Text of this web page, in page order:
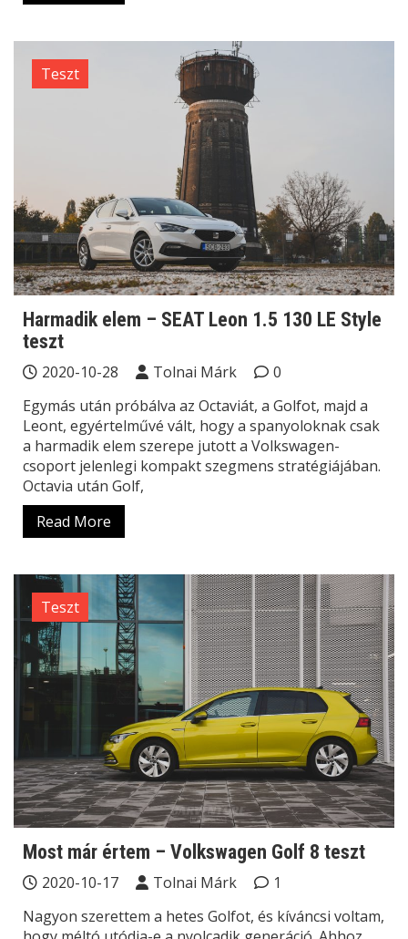
Teszt
Harmadik elem – SEAT Leon 1.5 130 LE Style
teszt
2020-10-28 Tolnai Márk
0
Egymás után próbálva az Octaviát, a Golfot, majd a
Leont, egyértelművé vált, hogy a spanyoloknak csak
a harmadik elem szerepe jutott a Volkswagen-
csoport jelenlegi kompakt szegmens stratégiájában.
Octavia után Golf,
Read More
Teszt
Most már értem – Volkswagen Golf 8 teszt
2020-10-17 Tolnai Márk
1
Nagyon szerettem a hetes Golfot, és kíváncsi voltam,